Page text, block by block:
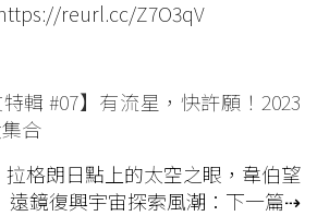
reurl.cc/Z7O3qV
特輯 #07】有流星，快許願！2023
合
拉格朗日點上的太空之眼，韋伯望
遠鏡復興宇宙探索風潮 ：下一篇⇢